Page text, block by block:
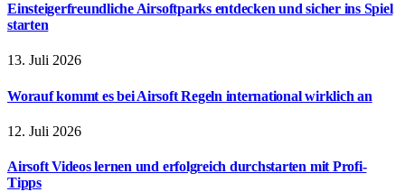
Einsteigerfreundliche Airsoftparks entdecken und sicher ins Spiel
starten
13. Juli 2026
Worauf kommt es bei Airsoft Regeln international wirklich an
12. Juli 2026
Airsoft Videos lernen und erfolgreich durchstarten mit Profi-
Tipps